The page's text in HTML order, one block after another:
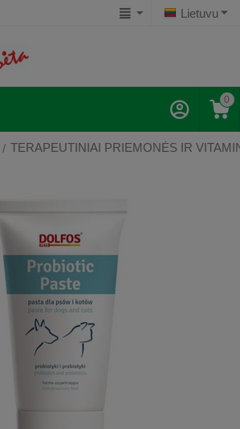
Lietuvu
0
/ TERAPEUTINIAI PRIEMONĖS IR